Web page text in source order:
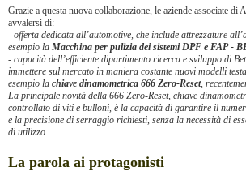
Grazie a questa nuova collaborazione, le aziende associate di
avvalersi di:
- offerta dedicata all’automotive, che include attrezzature
esempio la Macchina per pulizia dei sistemi DPF e FAP -
- capacità dell’efficiente dipartimento ricerca e sviluppo di
immettere sul mercato in maniera costante nuovi modelli
esempio la chiave dinamometrica 666 Zero-Reset,
La principale novità della 666 Zero-Reset, chiave
controllato di viti e bulloni, è la capacità di garantire il
e la precisione di serraggio richiesti, senza la necessità di
di utilizzo.
La parola ai protagonisti